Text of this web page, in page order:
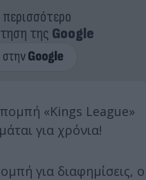
περισσότερο
της Google
«Kings League»
για χρόνια!
για διαφημίσεις, ο